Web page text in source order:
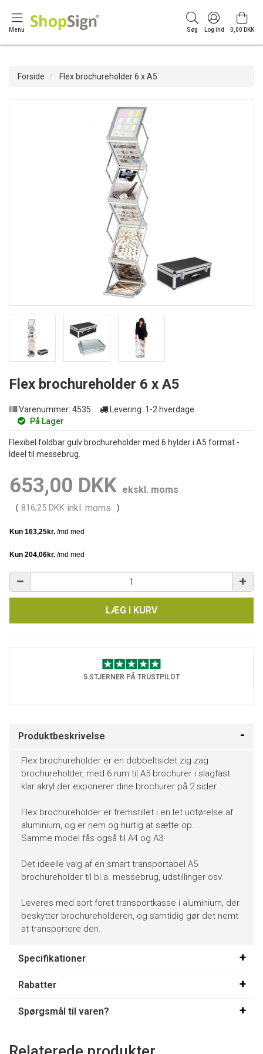
Menu Søg Log ind 0,00 DKK
Forside Flex brochureholder 6 x A5
Flex brochureholder 6 x A5
Varenummer: 4535 Levering: 1-2 hverdage
På Lager
Flexibel foldbar gulv brochureholder med 6 hylder i A5 format -
Ideel til messebrug.
653,00 DKK ekskl. moms
( 816,25 DKK inkl. moms )
LÆG I KURV
5 STJERNER PÅ TRUSTPILOT
Produktbeskrivelse
Flex brochureholder er en dobbeltsidet zig zag
brochureholder, med 6 rum til A5 brochurer i slagfast
klar akryl der exponerer dine brochurer på 2 sider.
Flex brochureholder er fremstillet i en let udførelse af
aluminium, og er nem og hurtig at sætte op.
Samme model fås også til A4 og A3.
Det ideelle valg af en smart transportabel A5
brochureholder til bl.a. messebrug, udstillinger osv.
Leveres med sort foret transportkasse i aluminium, der
beskytter brochureholderen, og samtidig gør det nemt
at transportere den.
Specifikationer
Rabatter
Spørgsmål til varen?